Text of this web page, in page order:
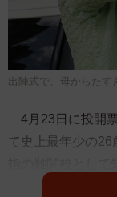
出陣式で、母からたす
4月23日に投開
て史上最年少の26
ド大、さらには